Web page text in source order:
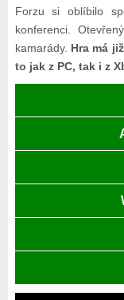
Forzu si oblíbilo
konferenci.
kamarády. Hra má
to jak z PC, tak i z